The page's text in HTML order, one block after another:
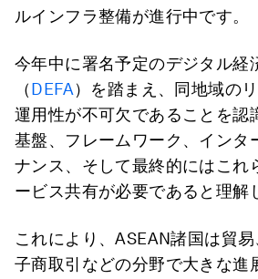
ルインフラ整備が進行中です。
今年中に署名予定のデジタル経
（DEFA）を踏まえ、同地域の
運用性が不可欠であることを認
基盤、フレームワーク、インタ
ナンス、そして最終的にはこれ
ービス共有が必要であると理解
これにより、ASEAN諸国は貿
子商取引などの分野で大きな進